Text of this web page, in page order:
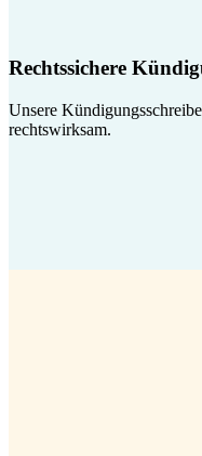
Rechtssichere
Unsere
rechtswirksam.